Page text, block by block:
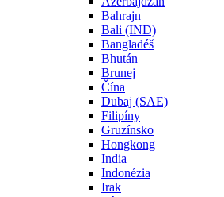
Bahrajn
Bali (IND)
Bangladéš
Bhután
Brunej
Čína
Dubaj (SAE)
Filipíny
Gruzínsko
Hongkong
India
Indonézia
Irak